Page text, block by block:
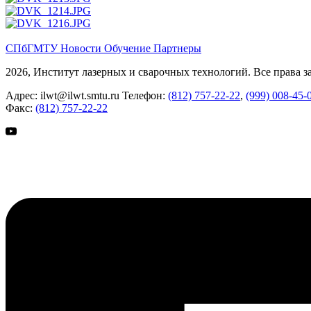
СПбГМТУНовости Обучение Партнеры
2026, Институт лазерных и сварочных технологий. Все права
Адрес: ilwt@ilwt.smtu.ru Телефон: (812) 757-22-22, (999) 008-45-
Факс: (812) 757-22-22